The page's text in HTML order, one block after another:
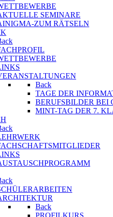
SEMINARE
ZUM RÄTSELN
Back
TAGE DER
BERUFSBILDER BEI
MINT-TAG DER 7.
Back
PROFILKURS